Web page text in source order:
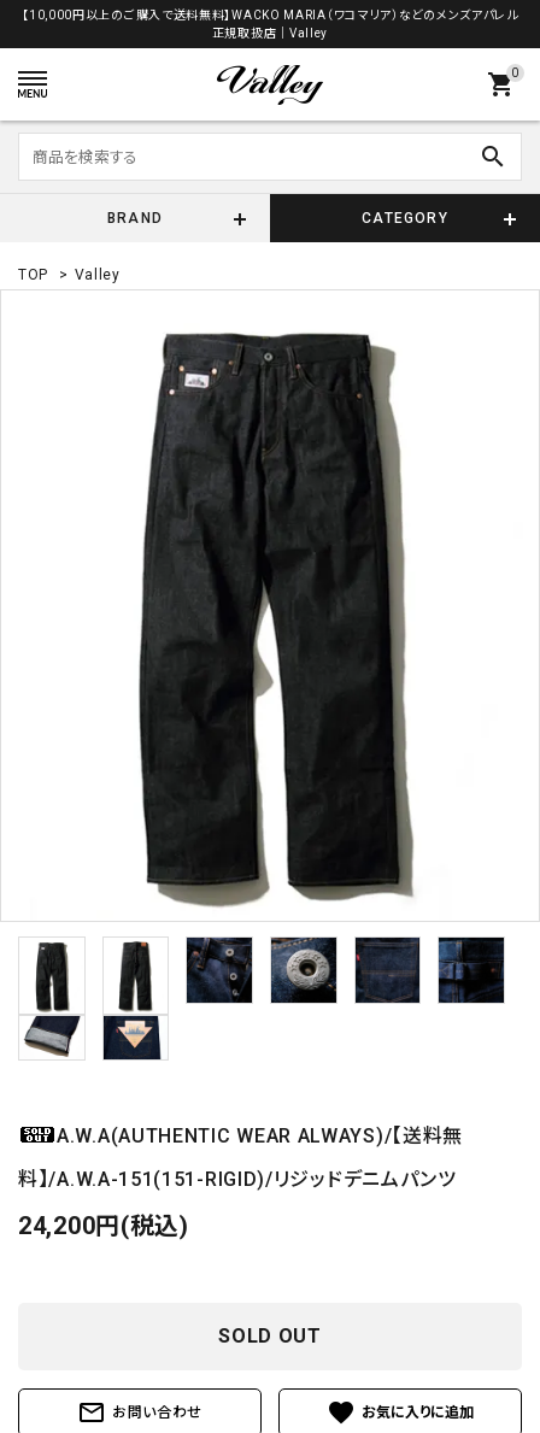
【10,000円以上のご購入で送料無料】WACKO MARIA（ワコマリア）などのメンズアパレル
正規取扱店│Valley
0
shopping_cart
search
BRAND CATEGORY
TOP > Valley
A.W.A(AUTHENTIC WEAR ALWAYS)/【送料無
料】/A.W.A-151(151-RIGID)/リジッドデニムパンツ
24,200円(税込)
SOLD OUT
mail_outline お問い合わせ favorite